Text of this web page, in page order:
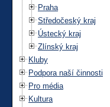
Praha
Středočeský kraj
Ústecký kraj
Zlínský kraj
Kluby
Podpora naší činnosti
Pro média
Kultura